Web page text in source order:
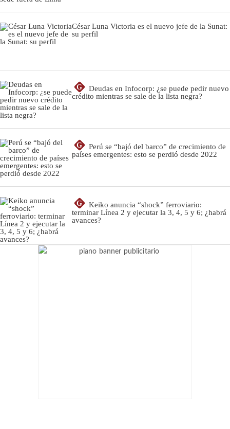
César Luna Victoria es el nuevo jefe de la Sunat:
su perfil
G
Deudas en Infocorp: ¿se puede pedir nuevo
crédito mientras se sale de la lista negra?
G
Perú se “bajó del barco” de crecimiento de
países emergentes: esto se perdió desde 2022
G
Keiko anuncia “shock” ferroviario:
terminar Línea 2 y ejecutar la 3, 4, 5 y 6; ¿habrá
avances?